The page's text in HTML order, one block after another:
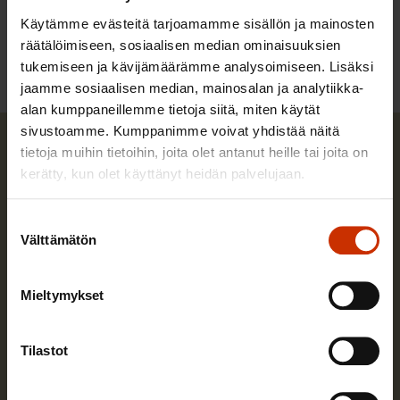
Käytämme evästeitä tarjoamamme sisällön ja mainosten
räätälöimiseen, sosiaalisen median ominaisuuksien
tukemiseen ja kävijämäärämme analysoimiseen. Lisäksi
jaamme sosiaalisen median, mainosalan ja analytiikka-
alan kumppaneillemme tietoja siitä, miten käytät
sivustoamme. Kumppanimme voivat yhdistää näitä
tietoja muihin tietoihin, joita olet antanut heille tai joita on
kerätty, kun olet käyttänyt heidän palvelujaan.
valinta
Välttämätön
Mieltymykset
Tilastot
KORONAVIRUS TALOUS TYÖLLISYYS